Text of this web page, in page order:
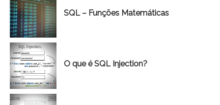
SQL – Funções Matemáticas
O que é SQL Injection?